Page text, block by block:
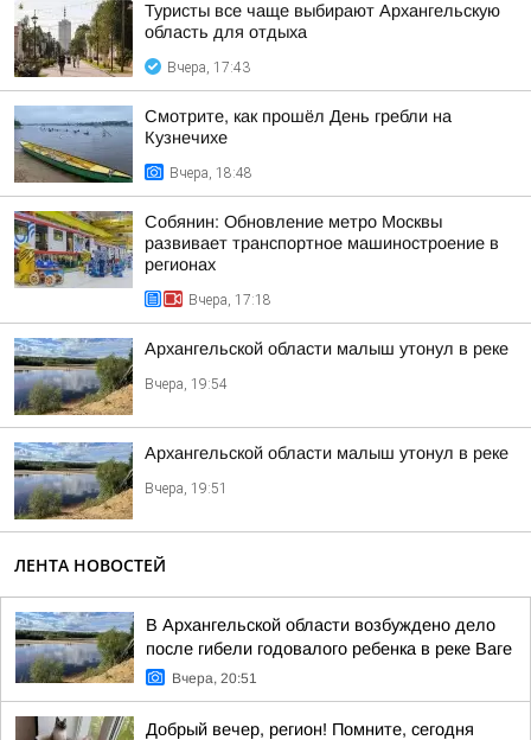
Туристы все чаще выбирают Архангельскую
область для отдыха
Вчера, 17:43
Смотрите, как прошёл День гребли на
Кузнечихе
Вчера, 18:48
Собянин: Обновление метро Москвы
развивает транспортное машиностроение в
регионах
Вчера, 17:18
Архангельской области малыш утонул в реке
Вчера, 19:54
Архангельской области малыш утонул в реке
Вчера, 19:51
ЛЕНТА НОВОСТЕЙ
В Архангельской области возбуждено дело
после гибели годовалого ребенка в реке Ваге
Вчера, 20:51
Добрый вечер, регион! Помните, сегодня